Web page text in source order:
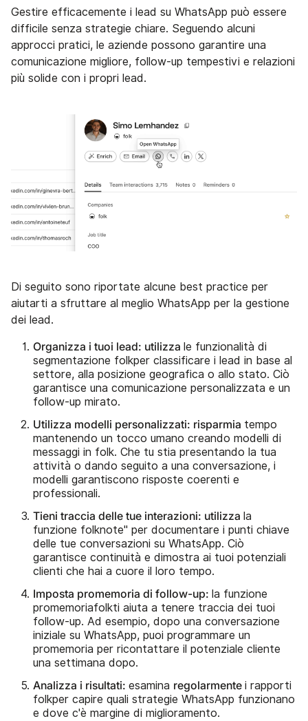
Gestire efficacemente i lead su WhatsApp può essere
difficile senza strategie chiare. Seguendo alcuni
approcci pratici, le aziende possono garantire una
comunicazione migliore, follow-up tempestivi e relazioni
più solide con i propri lead.
Di seguito sono riportate alcune best practice per
aiutarti a sfruttare al meglio WhatsApp per la gestione
dei lead.
Organizza i tuoi lead: utilizza le funzionalità di
segmentazione folkper classificare i lead in base al
settore, alla posizione geografica o allo stato. Ciò
garantisce una comunicazione personalizzata e un
follow-up mirato.
Utilizza modelli personalizzati: risparmia tempo
mantenendo un tocco umano creando modelli di
messaggi in folk. Che tu stia presentando la tua
attività o dando seguito a una conversazione, i
modelli garantiscono risposte coerenti e
professionali.
Tieni traccia delle tue interazioni: utilizza la
funzione folknote" per documentare i punti chiave
delle tue conversazioni su WhatsApp. Ciò
garantisce continuità e dimostra ai tuoi potenziali
clienti che hai a cuore il loro tempo.
Imposta promemoria di follow-up: la funzione
promemoriafolkti aiuta a tenere traccia dei tuoi
follow-up. Ad esempio, dopo una conversazione
iniziale su WhatsApp, puoi programmare un
promemoria per ricontattare il potenziale cliente
una settimana dopo.
Analizza i risultati: esamina regolarmente i rapporti
folkper capire quali strategie WhatsApp funzionano
e dove c'è margine di miglioramento.